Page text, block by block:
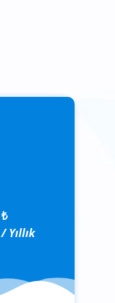
₺
/ Yıllık